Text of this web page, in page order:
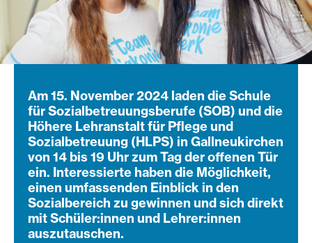
Am 15. November 2024 laden die Schule
für Sozialbetreuungsberufe (SOB) und die
Höhere Lehranstalt für Pflege und
Sozialbetreuung (HLPS) in Gallneukirchen
von 14 bis 19 Uhr zum Tag der offenen Tür
ein. Interessierte haben die Möglichkeit,
einen umfassenden Einblick in den
Sozialbereich zu gewinnen und sich direkt
mit Schüler:innen und Lehrer:innen
auszutauschen.